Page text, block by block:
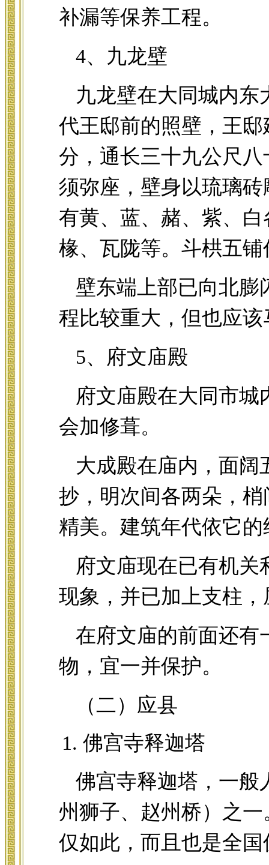
补漏等保养工程。
4、九龙壁
九龙壁在大同城内东
代王邸前的照壁，王
分，通长三十九公尺
须弥座，壁身以琉璃
有黄、蓝、赭、紫、
椽、瓦陇等。斗栱五
壁东端上部已向北膨
程比较重大，但也应
5、府文庙殿
府文庙殿在大同市
会加修葺。
大成殿在庙内，面阔
抄，明次间各两朵，
精美。建筑年代依它
府文庙现在已有机
现象，并已加上支柱
在府文庙的前面还有
物，宜一并保护。
（二）应县
佛宫寺释迦塔
佛宫寺释迦塔，一般
州狮子、赵州桥）之
仅如此，而且也是全